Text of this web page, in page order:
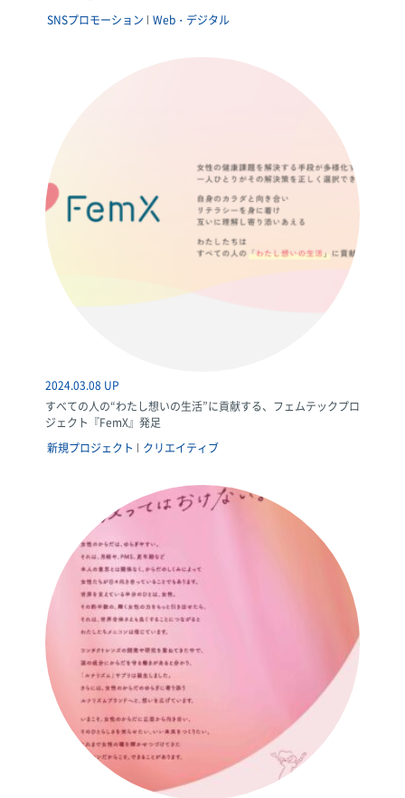
SNSプロモーション
Web・デジタル
2024.03.08 UP
すべての人の“わたし想いの生活”に貢献する、フェムテックプロ
ジェクト『FemX』発足
新規プロジェクト
クリエイティブ